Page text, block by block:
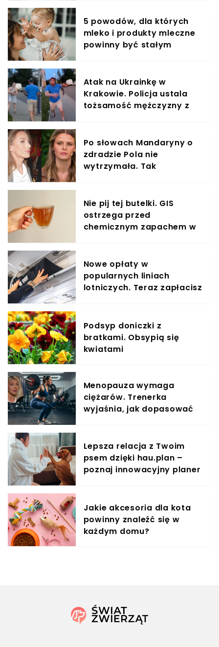
5 powodów, dla których
mleko i produkty mleczne
powinny być stałym
Atak na Ukrainkę w
Krakowie. Policja ustala
tożsamość mężczyzny z
Po słowach Mandaryny o
zdradzie Pola nie
wytrzymała. Tak
Nie pij tej butelki. GIS
ostrzega przed
chemicznym zapachem w
Nowe opłaty w
popularnych liniach
lotniczych. Teraz zapłacisz
Podsyp doniczki z
bratkami. Obsypią się
kwiatami
Menopauza wymaga
ciężarów. Trenerka
wyjaśnia, jak dopasować
Lepsza relacja z Twoim
psem dzięki hau.plan –
poznaj innowacyjny planer
Jakie akcesoria dla kota
powinny znaleźć się w
każdym domu?